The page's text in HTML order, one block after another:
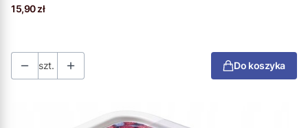
Cena
15,90 zł
szt. Do koszyka